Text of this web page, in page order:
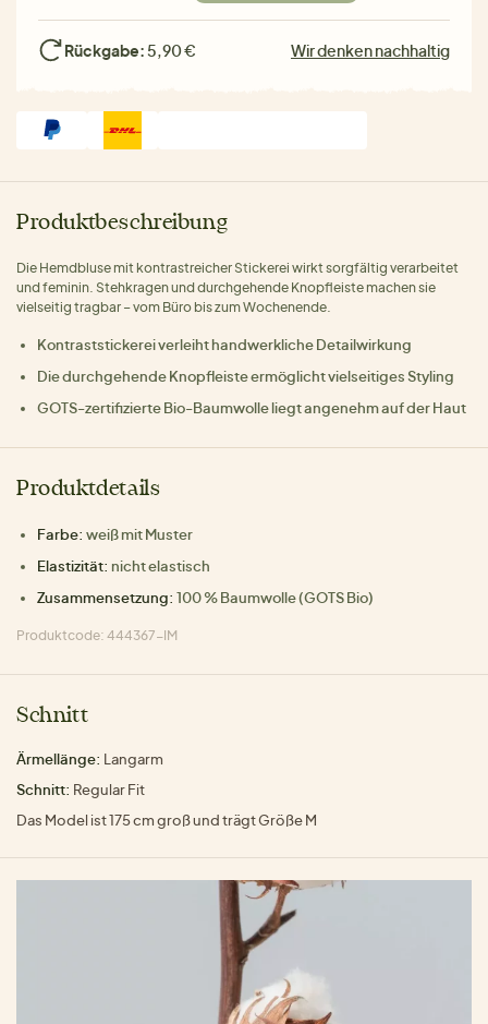
Rückgabe: 5,90 € Wir denken nachhaltig
Produktbeschreibung
Die Hemdbluse mit kontrastreicher Stickerei wirkt sorgfältig verarbeitet
und feminin. Stehkragen und durchgehende Knopfleiste machen sie
vielseitig tragbar – vom Büro bis zum Wochenende.
Kontraststickerei verleiht handwerkliche Detailwirkung
Die durchgehende Knopfleiste ermöglicht vielseitiges Styling
GOTS-zertifizierte Bio-Baumwolle liegt angenehm auf der Haut
Produktdetails
Farbe: weiß mit Muster
Elastizität: nicht elastisch
Zusammensetzung: 100 % Baumwolle (GOTS Bio)
Produktcode: 444367-IM
Schnitt
Ärmellänge: Langarm
Schnitt: Regular Fit
Das Model ist 175 cm groß und trägt Größe M